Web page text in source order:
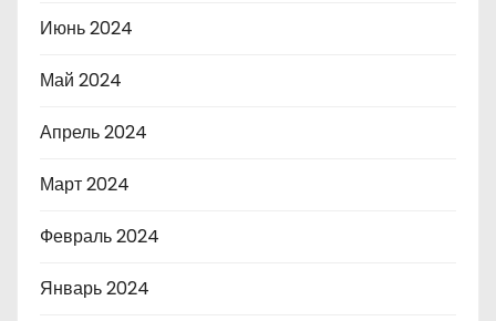
Июнь 2024
Май 2024
Апрель 2024
Март 2024
Февраль 2024
Январь 2024